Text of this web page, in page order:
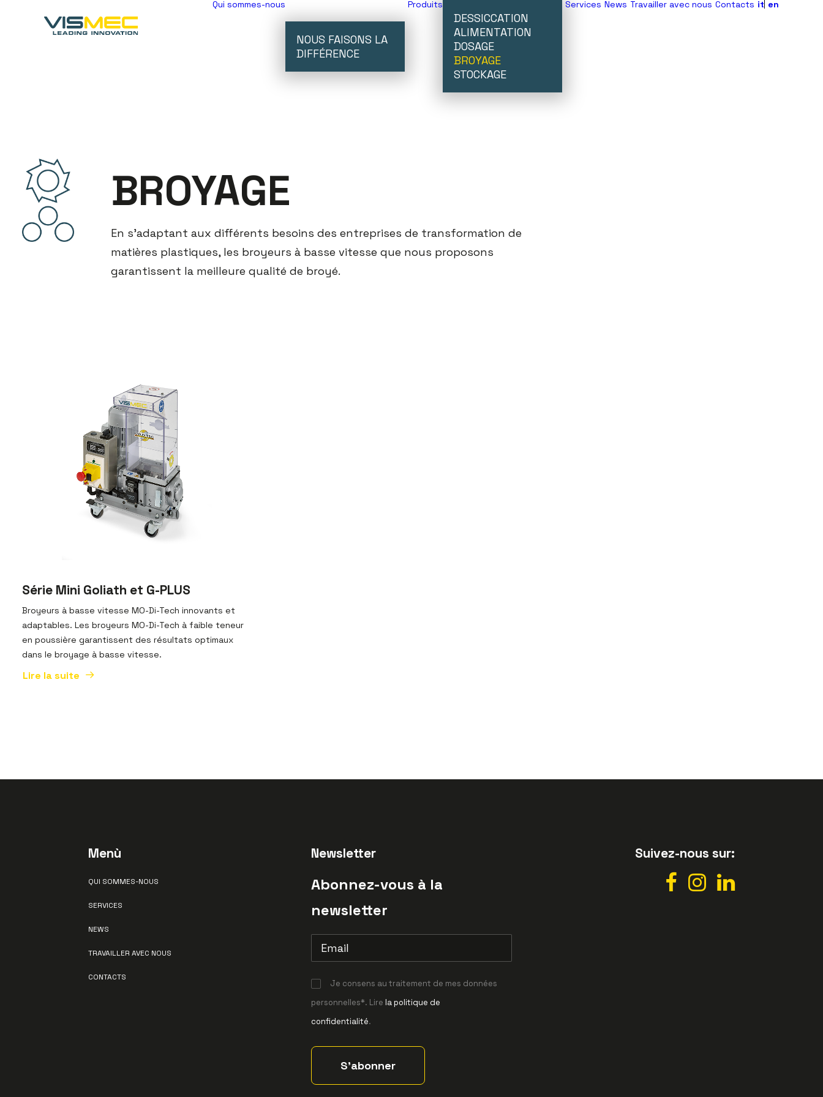
Qui sommes-nous
NOUS FAISONS LA
DIFFÉRENCE
Produits
DESSICCATION
ALIMENTATION
DOSAGE
BROYAGE
STOCKAGE
Services News Travailler avec nous Contacts it en
BROYAGE
En s’adaptant aux différents besoins des entreprises de transformation de
matières plastiques, les broyeurs à basse vitesse que nous proposons
garantissent la meilleure qualité de broyé.
Série Mini Goliath et G-PLUS
Broyeurs à basse vitesse MO-Di-Tech innovants et
adaptables. Les broyeurs MO-Di-Tech à faible teneur
en poussière garantissent des résultats optimaux
dans le broyage à basse vitesse.
Lire la suite
Menù
QUI SOMMES-NOUS
SERVICES
NEWS
TRAVAILLER AVEC NOUS
CONTACTS
Newsletter
Abonnez-vous à la
newsletter
Je consens au traitement de mes données
personnelles*. Lire la politique de
confidentialité.
Suivez-nous sur: